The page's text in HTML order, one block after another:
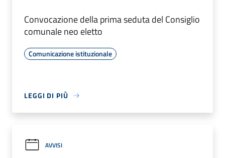
Convocazione della prima seduta del Consiglio
comunale neo eletto
Comunicazione istituzionale
LEGGI DI PIÙ
AVVISI